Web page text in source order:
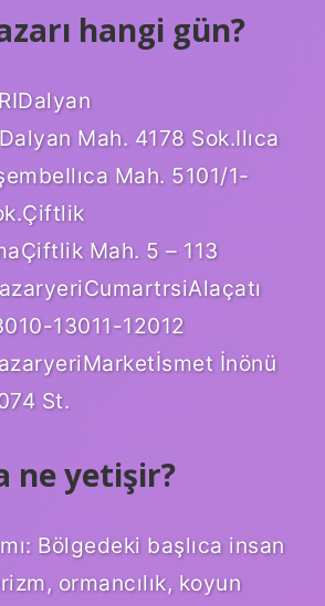
hangi gün?
Mah. 4178 Sok.Ilıca
Mah. 5101/1-
Mah. 5 – 113
13011-12012
İnönü
St.
ne yetişir?
Bölgedeki başlıca insan
ormancılık, koyun